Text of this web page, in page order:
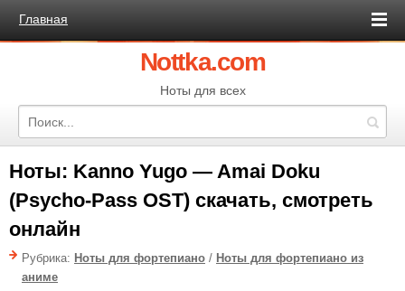
Главная
Nottka.com
Ноты для всех
Ноты: Kanno Yugo — Amai Doku
(Psycho-Pass OST) скачать, смотреть
онлайн
Рубрика: Ноты для фортепиано / Ноты для фортепиано из
аниме